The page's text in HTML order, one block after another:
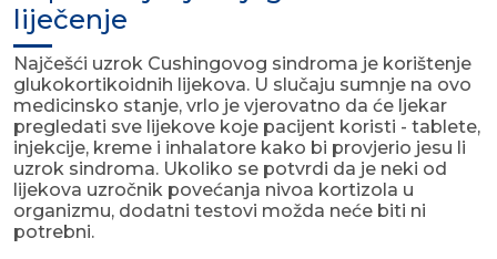
liječenje
Najčešći uzrok Cushingovog sindroma je korištenje
glukokortikoidnih lijekova. U slučaju sumnje na ovo
medicinsko stanje, vrlo je vjerovatno da će ljekar
pregledati sve lijekove koje pacijent koristi - tablete,
injekcije, kreme i inhalatore kako bi provjerio jesu li
uzrok sindroma. Ukoliko se potvrdi da je neki od
lijekova uzročnik povećanja nivoa kortizola u
organizmu, dodatni testovi možda neće biti ni
potrebni.